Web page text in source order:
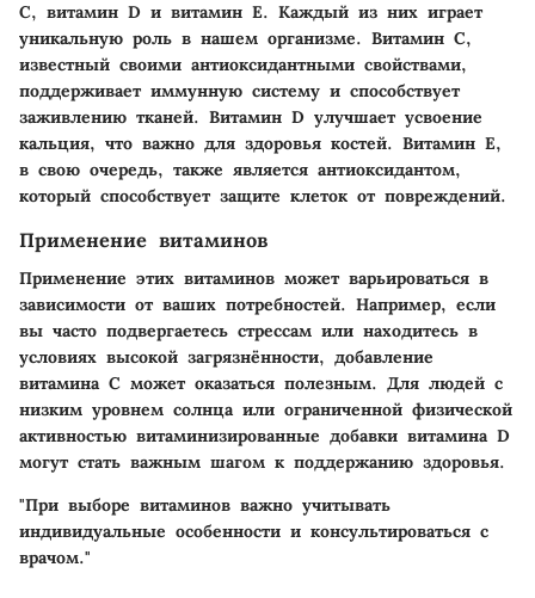
C, витамин D и витамин E. Каждый из них играет
уникальную роль в нашем организме. Витамин C,
известный своими антиоксидантными свойствами,
поддерживает иммунную систему и способствует
заживлению тканей. Витамин D улучшает усвоение
кальция, что важно для здоровья костей. Витамин E,
в свою очередь, также является антиоксидантом,
который способствует защите клеток от повреждений.
Применение витаминов
Применение этих витаминов может варьироваться в
зависимости от ваших потребностей. Например, если
вы часто подвергаетесь стрессам или находитесь в
условиях высокой загрязнённости, добавление
витамина C может оказаться полезным. Для людей с
низким уровнем солнца или ограниченной физической
активностью витаминизированные добавки витамина D
могут стать важным шагом к поддержанию здоровья.
"При выборе витаминов важно учитывать
индивидуальные особенности и консультироваться с
врачом."